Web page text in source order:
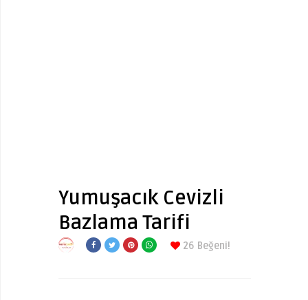
Yumuşacık Cevizli
Bazlama Tarifi
26 Beğeni!